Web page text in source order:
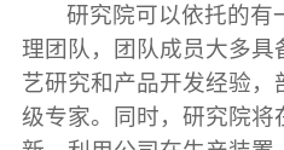
研究院可以依托的有
理团队，团队成员大多具
艺研究和产品开发经验，
级专家。同时，研究院将